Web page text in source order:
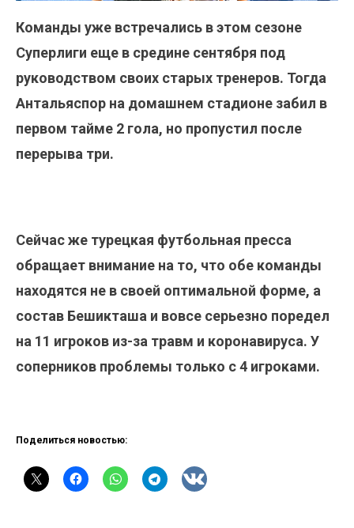
Команды уже встречались в этом сезоне
Суперлиги еще в средине сентября под
руководством своих старых тренеров. Тогда
Антальяспор на домашнем стадионе забил в
первом тайме 2 гола, но пропустил после
перерыва три.
Сейчас же турецкая футбольная пресса
обращает внимание на то, что обе команды
находятся не в своей оптимальной форме, а
состав Бешикташа и вовсе серьезно поредел
на 11 игроков из-за травм и коронавируса. У
соперников проблемы только с 4 игроками.
Поделиться новостью: